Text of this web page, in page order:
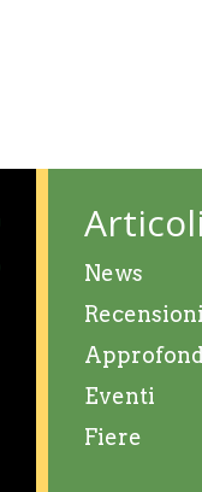
Articoli
News
Recensioni
Eventi
Fiere